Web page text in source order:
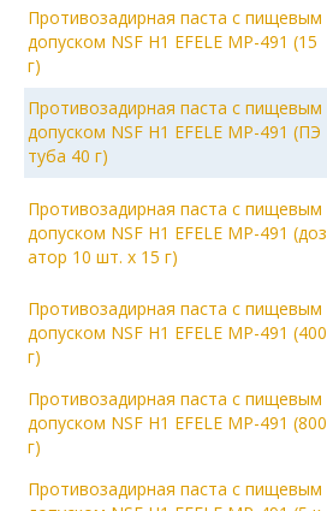
Противозадирная паста с пищевым
допуском NSF H1 EFELE MP-491 (15
г)
Противозадирная паста с пищевым
допуском NSF H1 EFELE МР-491 (ПЭ
туба 40 г)
Противозадирная паста с пищевым
допуском NSF H1 EFELE MP-491 (доз
атор 10 шт. х 15 г)
Противозадирная паста с пищевым
допуском NSF H1 EFELE МР-491 (400
г)
Противозадирная паста с пищевым
допуском NSF H1 EFELE МР-491 (800
г)
Противозадирная паста с пищевым